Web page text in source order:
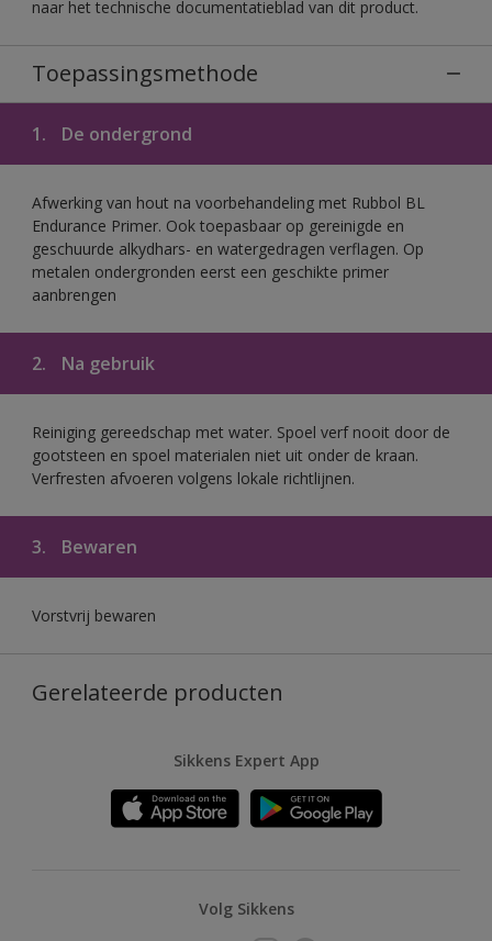
naar het technische documentatieblad van dit product.
Toepassingsmethode
1. De ondergrond
Afwerking van hout na voorbehandeling met Rubbol BL
Endurance Primer. Ook toepasbaar op gereinigde en
geschuurde alkydhars- en watergedragen verflagen. Op
metalen ondergronden eerst een geschikte primer
aanbrengen
2. Na gebruik
Reiniging gereedschap met water. Spoel verf nooit door de
gootsteen en spoel materialen niet uit onder de kraan.
Verfresten afvoeren volgens lokale richtlijnen.
3. Bewaren
Vorstvrij bewaren
Gerelateerde producten
Sikkens Expert App
Volg Sikkens